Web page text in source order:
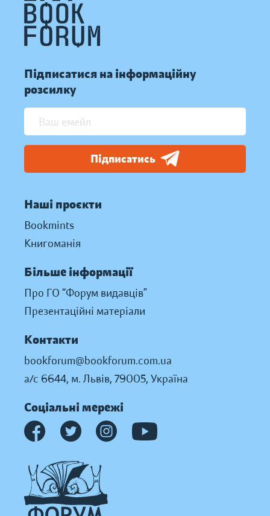
Підписатися на інформаційну
розсилку
Підписатись
Наші проєкти
Bookmints
Книгоманія
Більше інформації
Про ГО “Форум видавців”
Презентаційні матеріали
Контакти
bookforum@bookforum.com.ua
а/с 6644, м. Львів, 79005, Україна
Соціальні мережі